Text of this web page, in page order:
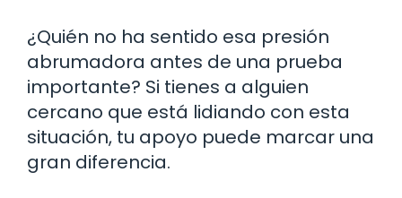
¿Quién no ha sentido esa presión
abrumadora antes de una prueba
importante? Si tienes a alguien
cercano que está lidiando con esta
situación, tu apoyo puede marcar una
gran diferencia.